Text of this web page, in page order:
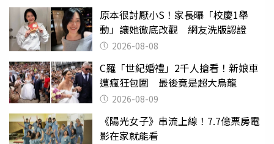
原本很討厭小S！家長曝「校慶1舉
動」讓她徹底改觀 網友洗版認證
2026-08-08
C羅「世紀婚禮」2千人搶看！新娘車
遭瘋狂包圍 最後竟是超大烏龍
2026-08-09
《陽光女子》串流上線！7.7億票房電
影在家就能看